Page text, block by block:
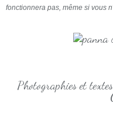
fonctionnera pas, même si vous
Photographies et